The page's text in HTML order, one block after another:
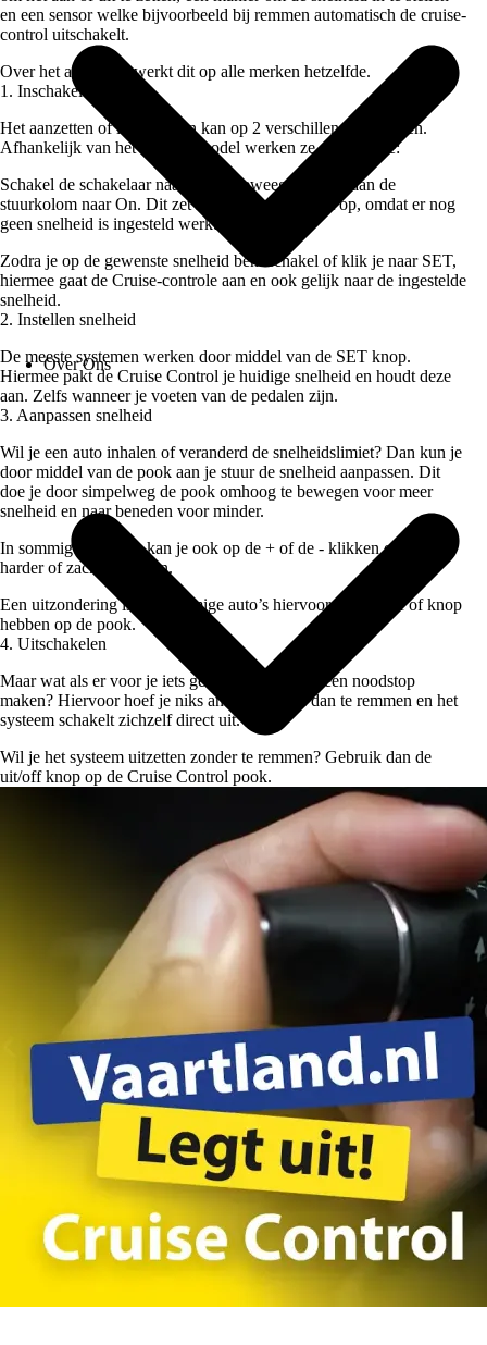
Over Ons
en een sensor welke bijvoorbeeld bij remmen automatisch de cruise-
control uitschakelt.
Over het algemeen werkt dit op alle merken hetzelfde.
1. Inschakelen
Het aanzetten of inschakelen kan op 2 verschillende manieren.
Afhankelijk van het merk of model werken ze soms beide:
Schakel de schakelaar naar On of beweeg de pook aan de
stuurkolom naar On. Dit zet het systeem aan. Let op, omdat er nog
geen snelheid is ingesteld werkt het nog niet.
Zodra je op de gewenste snelheid bent schakel of klik je naar SET,
hiermee gaat de Cruise-controle aan en ook gelijk naar de ingestelde
snelheid.
2. Instellen snelheid
De meeste systemen werken door middel van de SET knop.
Hiermee pakt de Cruise Control je huidige snelheid en houdt deze
aan. Zelfs wanneer je voeten van de pedalen zijn.
3. Aanpassen snelheid
Wil je een auto inhalen of veranderd de snelheidslimiet? Dan kun je
door middel van de pook aan je stuur de snelheid aanpassen. Dit
doe je door simpelweg de pook omhoog te bewegen voor meer
snelheid en naar beneden voor minder.
In sommige gevallen kan je ook op de + of de - klikken om iets
harder of zachter te gaan.
Een uitzondering is dat sommige auto’s hiervoor een schuif of knop
hebben op de pook.
4. Uitschakelen
Maar wat als er voor je iets gebeurd en je moet een noodstop
maken? Hiervoor hoef je niks anders te doen dan te remmen en het
systeem schakelt zichzelf direct uit.
Wil je het systeem uitzetten zonder te remmen? Gebruik dan de
uit/off knop op de Cruise Control pook.